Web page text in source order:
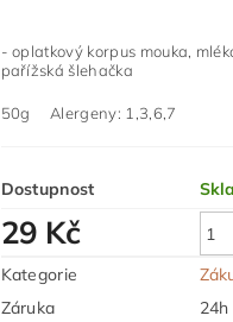
- oplatkový korpus mouka,
pařížská šlehačka
50g Alergeny: 1,3,6,7
Dostupnost
29 Kč
Kategorie
Záruka
24h